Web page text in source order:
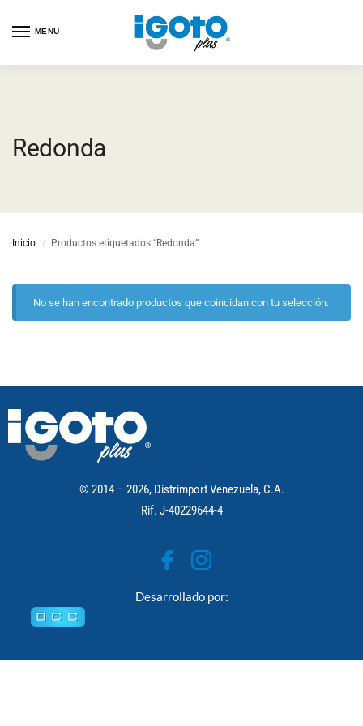
MENU
Redonda
Inicio / Productos etiquetados “Redonda”
No se han encontrado productos que coincidan con tu selección.
© 2014 – 2026, Distrimport Venezuela, C.A.
Rif. J-40229644-4
Desarrollado por: